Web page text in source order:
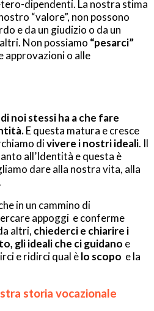
dipendenti. La nostra stima
“valore”, non possono
e da un giudizio o da un
Non possiamo “pesarci”
approvazioni o alle
noi stessi ha a che fare
E questa matura e cresce
divivere i nostri ideali. Il
all’Identità e questa è
dare alla nostra vita, alla
in un cammino di
appoggi e conferme
altri, chiederci e chiarire i
gli ideali che ci guidano e
e ridirci qual èlo scopo e la
storia vocazionale